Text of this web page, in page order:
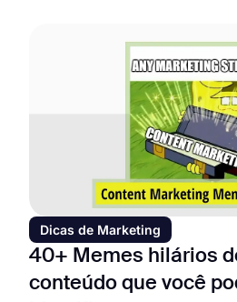
Dicas de Marketing
40+ Memes hilários
conteúdo que você